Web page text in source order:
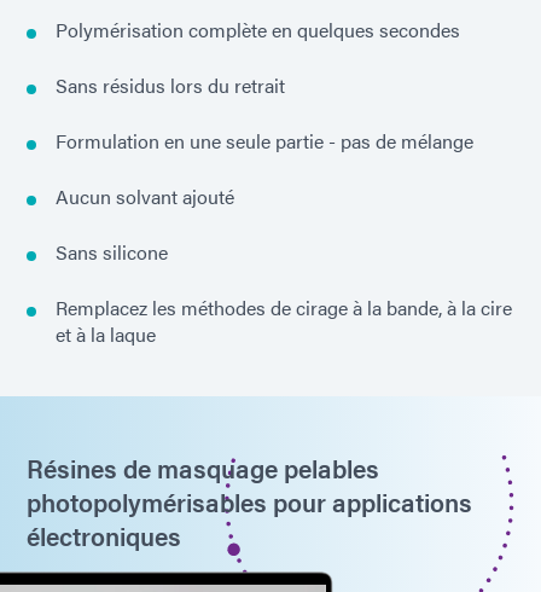
Polymérisation complète en quelques secondes
Sans résidus lors du retrait
Formulation en une seule partie - pas de mélange
Aucun solvant ajouté
Sans silicone
Remplacez les méthodes de cirage à la bande, à la cire
et à la laque
Résines de masquage pelables
photopolymérisables pour applications
électroniques